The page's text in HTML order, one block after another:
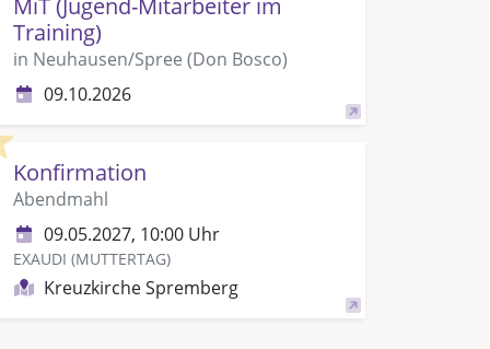
MiT (Jugend-Mitarbeiter im
Training)
in Neuhausen/Spree (Don Bosco)
09.10.2026
Highlight
Konfirmation
Abendmahl
09.05.2027, 10:00 Uhr
EXAUDI (MUTTERTAG)
Kreuzkirche Spremberg